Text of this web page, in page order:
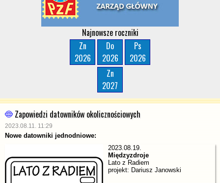
Najnowsze roczniki
Zn
2026
Do
2026
Ps
2026
Zn
2027
Zapowiedzi datowników okolicznościowych
2023.08.11. 11:29
Nowe datowniki jednodniowe:
2023.08.19.
Międzyzdroje
Lato z Radiem
projekt: Dariusz Janowski